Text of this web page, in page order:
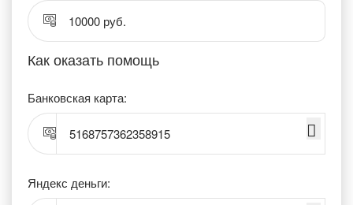
10000 руб.
Как оказать помощь
Банковская карта:
5168757362358915
Яндекс деньги: